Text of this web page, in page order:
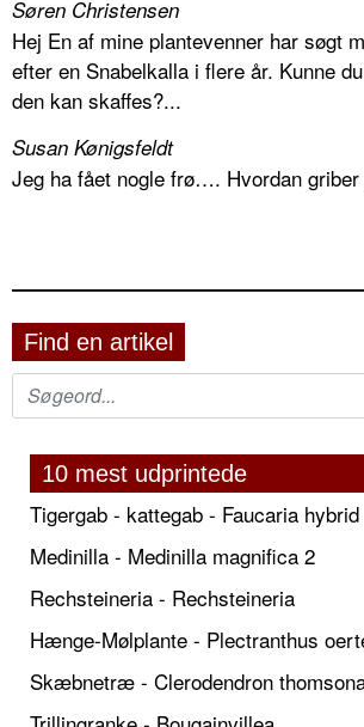
Søren Christensen
Hej En af mine plantevenner har søgt
efter en Snabelkalla i flere år. Kunne
den kan skaffes?...
Susan Kønigsfeldt
Jeg ha fået nogle frø…. Hvordan griber
Find en artikel
10 mest udprintede
Tigergab - kattegab - Faucaria hybrid
Medinilla - Medinilla magnifica 2
Rechsteineria - Rechsteineria
Hænge-Mølplante - Plectranthus
Skæbnetræ - Clerodendron